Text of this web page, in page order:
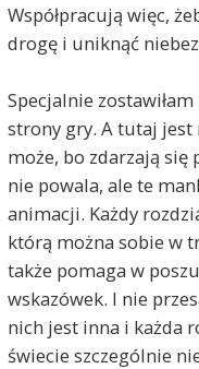
Współpracują więc,
drogę i uniknąć
Specjalnie
strony gry. A tutaj jest
może, bo zdarzają się
nie powala, ale te
animacji. Każdy
którą można sobie w
także pomaga w
wskazówek. I nie
nich jest inna i każda
świecie szczególnie